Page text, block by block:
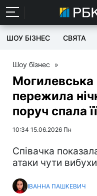
ШОУ БІЗНЕС СВЯТА
Шоу бізнес »
Могилевська
пережила
поруч спала
10:34 15.06.2026 Пн
Співачка
атаки чути вибухи
ІВАННА ПАШКЕВИЧ